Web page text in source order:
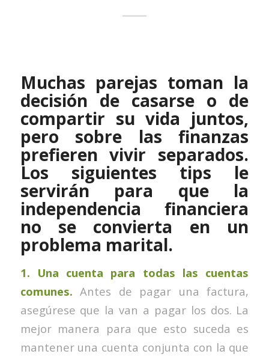
Muchas parejas toman la
decisión de casarse o de
compartir su vida juntos,
pero sobre las finanzas
prefieren vivir separados.
Los siguientes tips le
servirán para que la
independencia financiera
no se convierta en un
problema marital.
1. Una cuenta para todas las cuentas
comunes. Antes de pagar una factura,
asegúrese que la van a pagar los dos. La
mejor manera para que esto suceda es
mantener una cuenta conjunta con la que